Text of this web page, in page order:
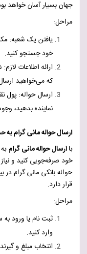
جهان بسیار آسان خواهد
مراحل:
یافتن یک شعبه:
خود جستجو کنید.
ارائه اطلاعات
که می‌خواهید
ارسال حواله: پول
نماینده بدهید،
ارسال حواله مانی گرام به
باارسال حواله مانی گرام
خود صرفه‌جویی کنید و
قرار دارد.
مراحل:
ثبت نام یا ورود
وارد کنید.
انتخاب مبلغ و